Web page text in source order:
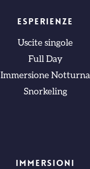
ESPERIENZE
Uscite singole
Full Day
Immersione Notturna
Snorkeling
IMMERSIONI